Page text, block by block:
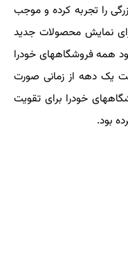
را تجربه کرده و موجب
نمایش محصولات جدید
همه فروشگاههای خودرا
یک دهه از زمانی صورت
خودرا برای تقویت
بود.